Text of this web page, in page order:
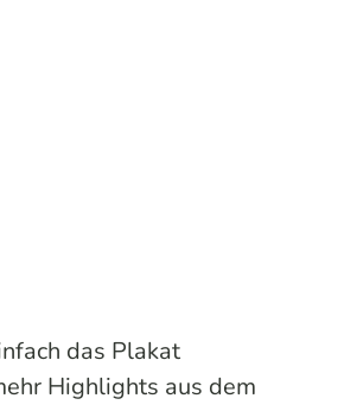
das Plakat
Highlights aus dem